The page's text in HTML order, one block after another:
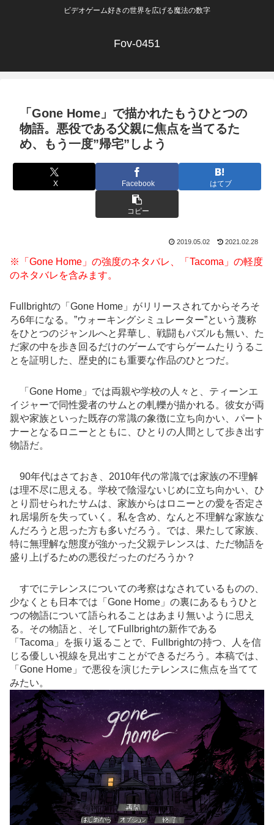
ビデオゲーム好きの世界を広げる魔法の数字
Fov-0451
「Gone Home」で描かれたもうひとつの
物語。悪役である父親に焦点を当てるた
め、もう一度”帰宅”しよう
X Facebook はてブ
コピー
2019.05.02 2021.02.28
※「Gone Home」の強度のネタバレ、「Tacoma」の軽度
のネタバレを含みます。
Fullbrightの「Gone Home」がリリースされてからそろそ
ろ6年になる。”ウォーキングシミュレーター”という蔑称
をひとつのジャンルへと昇華し、戦闘もパズルも無い、た
だ家の中を歩き回るだけのゲームですらゲームたりうるこ
とを証明した、歴史的にも重要な作品のひとつだ。
「Gone Home」では両親や学校の人々と、ティーンエ
イジャーで同性愛者のサムとの軋轢が描かれる。彼女が両
親や家族といった既存の常識の象徴に立ち向かい、パート
ナーとなるロニーとともに、ひとりの人間として歩き出す
物語だ。
90年代はさておき、2010年代の常識では家族の不理解
は理不尽に思える。学校で陰湿ないじめに立ち向かい、ひ
とり罰せられたサムは、家族からはロニーとの愛を否定さ
れ居場所を失っていく。私を含め、なんと不理解な家族な
んだろうと思った方も多いだろう。では、果たして家族、
特に無理解な態度が強かった父親テレンスは、ただ物語を
盛り上げるための悪役だったのだろうか？
すでにテレンスについての考察はなされているものの、
少なくとも日本では「Gone Home」の裏にあるもうひと
つの物語について語られることはあまり無いように思え
る。その物語と、そしてFullbrightの新作である
「Tacoma」を振り返ることで、Fullbrightの持つ、人を信
じる優しい視線を見出すことができるだろう。本稿では、
「Gone Home」で悪役を演じたテレンスに焦点を当てて
みたい。